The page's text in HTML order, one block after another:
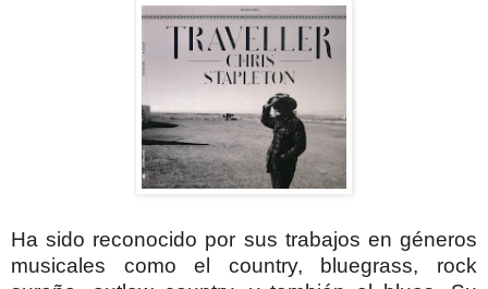
Ha sido reconocido por sus trabajos en géneros
musicales como el country, bluegrass, rock